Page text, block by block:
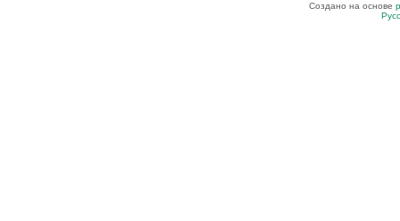
Создано на основе